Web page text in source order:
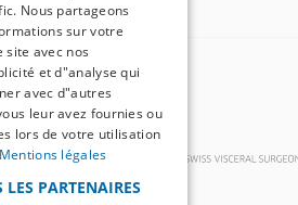
ORGANIZATIONS
Nous partageons
sur votre
avec nos
et d"analyse qui
avec d"autres
leur avez fournies ou
lors de votre utilisation
Mentions légales
PARTENAIRES